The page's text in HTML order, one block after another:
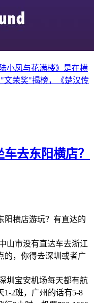
小凤与花满楼》是在横
文荣奖"揭榜，《楚汉传
去东阳横店？
阳横店游玩？有直达的
山市没有直达车去浙江
的，你得去深圳或者广
圳宝安机场每天都有航
1-2班，广州的话有5-8